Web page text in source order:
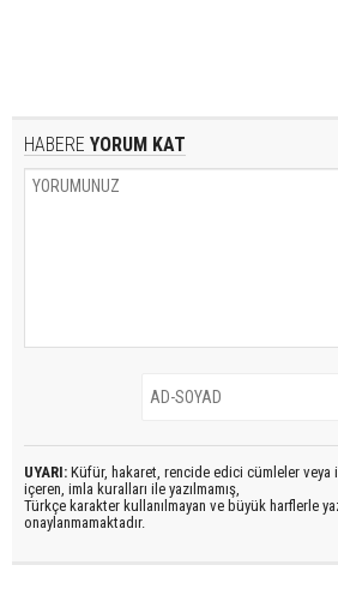
HABERE YORUM KAT
UYARI: Küfür, hakaret, rencide edici cümleler veya
içeren, imla kuralları ile yazılmamış,
Türkçe karakter kullanılmayan ve büyük harflerle
onaylanmamaktadır.